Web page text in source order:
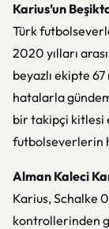
Karius’un
Türk
2020 yılları
beyazlı ekipte
hatalarla
bir takipçi kitlesi
futbolseverlerin
Alman Kaleci
Karius, Schalke
kontrollerinden